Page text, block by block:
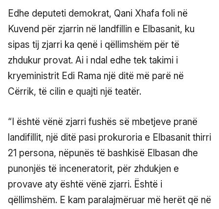
Edhe deputeti demokrat, Qani Xhafa foli në
Kuvend për zjarrin në landfillin e Elbasanit, ku
sipas tij zjarri ka qenë i qëllimshëm për të
zhdukur provat. Ai i ndal edhe tek takimi i
kryeministrit Edi Rama një ditë më parë në
Cërrik, të cilin e quajti një teatër.
“I është vënë zjarri fushës së mbetjeve pranë
landifillit, një ditë pasi prokuroria e Elbasanit thirri
21 persona, nëpunës të bashkisë Elbasan dhe
punonjës të inceneratorit, për zhdukjen e
provave aty është vënë zjarri. Është i
qëllimshëm. E kam paralajmëruar më herët që në